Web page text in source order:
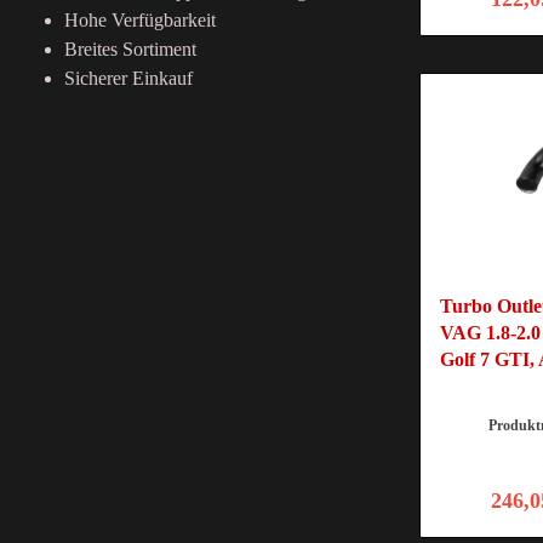
Ölkühler
Ölwanne
Hohe Verfügbarkeit
Breites Sortiment
Sicherer Einkauf
Turbo
VAG 1.8-
Golf 7 GTI,